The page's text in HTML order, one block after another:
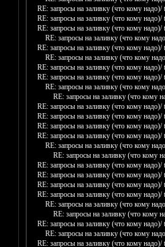
RE: запросы на заливку (что кому надо)/
RE: запросы на заливку (что кому надо)/
RE: запросы на заливку (что кому надо)/
RE: запросы на заливку (что кому
RE: запросы на заливку (что кому надо)/
RE: запросы на заливку (что кому
RE: запросы на заливку (что кому надо)/
RE: запросы на заливку (что кому надо)/
RE: запросы на заливку (что кому
RE: запросы на заливку (что кому
RE: запросы на заливку (что кому надо)/
RE: запросы на заливку (что кому надо)/
RE: запросы на заливку (что кому надо)/
RE: запросы на заливку (что кому надо)/
RE: запросы на заливку (что кому
RE: запросы на заливку (что кому
RE: запросы на заливку (что кому надо)/
RE: запросы на заливку (что кому надо)/
RE: запросы на заливку (что кому надо)/
RE: запросы на заливку (что кому надо)/
RE: запросы на заливку (что кому
RE: запросы на заливку (что кому
RE: запросы на заливку (что кому надо)/
RE: запросы на заливку (что кому
RE: запросы на заливку (что кому надо)/